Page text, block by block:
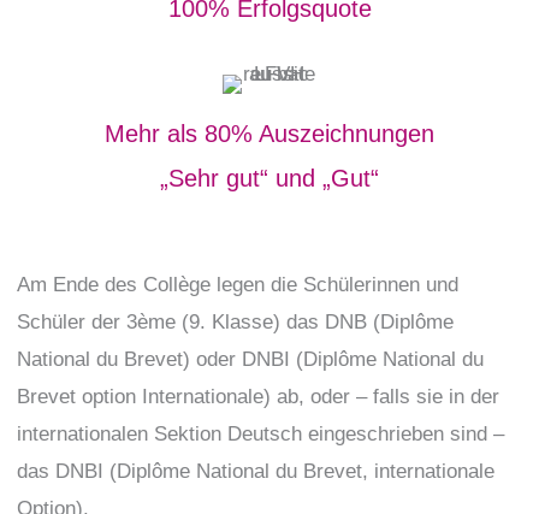
100% Erfolgsquote
Mehr als 80% Auszeichnungen
„Sehr gut“ und „Gut“
Am Ende des Collège legen die Schülerinnen und
Schüler der 3ème (9. Klasse) das DNB (Diplôme
National du Brevet) oder DNBI (Diplôme National du
Brevet option Internationale) ab, oder – falls sie in der
internationalen Sektion Deutsch eingeschrieben sind –
das DNBI (Diplôme National du Brevet, internationale
Option).